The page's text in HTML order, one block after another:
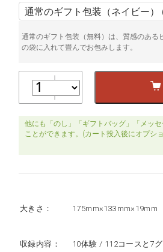
通常のギフト包装（無料）は、質感のある
の袋に入れて畳んでお包みします。
他にも「のし」「ギフトバッグ」「メッ
ことができます。(カート投入後にオプシ
大きさ： 175mm×133mm×19mm
収録内容： 10体験 / 112コースと7